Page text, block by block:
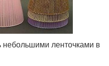
ленточками в